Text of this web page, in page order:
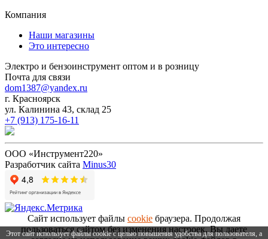
Этот сайт использует файлы cookie с целью повышения удобства для пользователя, а
Компания
Наши магазины
Это интересно
Электро и бензоинструмент оптом и в розницу
Почта для связи
dom1387@yandex.ru
г. Красноярск
ул. Калинина 43, склад 25
+7 (913) 175-16-11
ООО «Инструмент220»
Разработчик сайта Minus30
Сайт использует файлы cookie браузера. Продолжая
пользоваться сайтом без изменения настроек, Вы даете